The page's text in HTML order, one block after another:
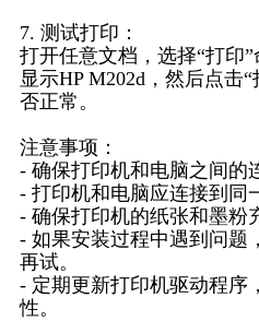
7. 测试打印：
打开任意文档，选择“打印
显示HP M202d，然后点击
否正常。
注意事项：
- 确保打印机和电脑之间的
- 打印机和电脑应连接到同
- 确保打印机的纸张和墨粉
- 如果安装过程中遇到问题
再试。
- 定期更新打印机驱动程序
性。